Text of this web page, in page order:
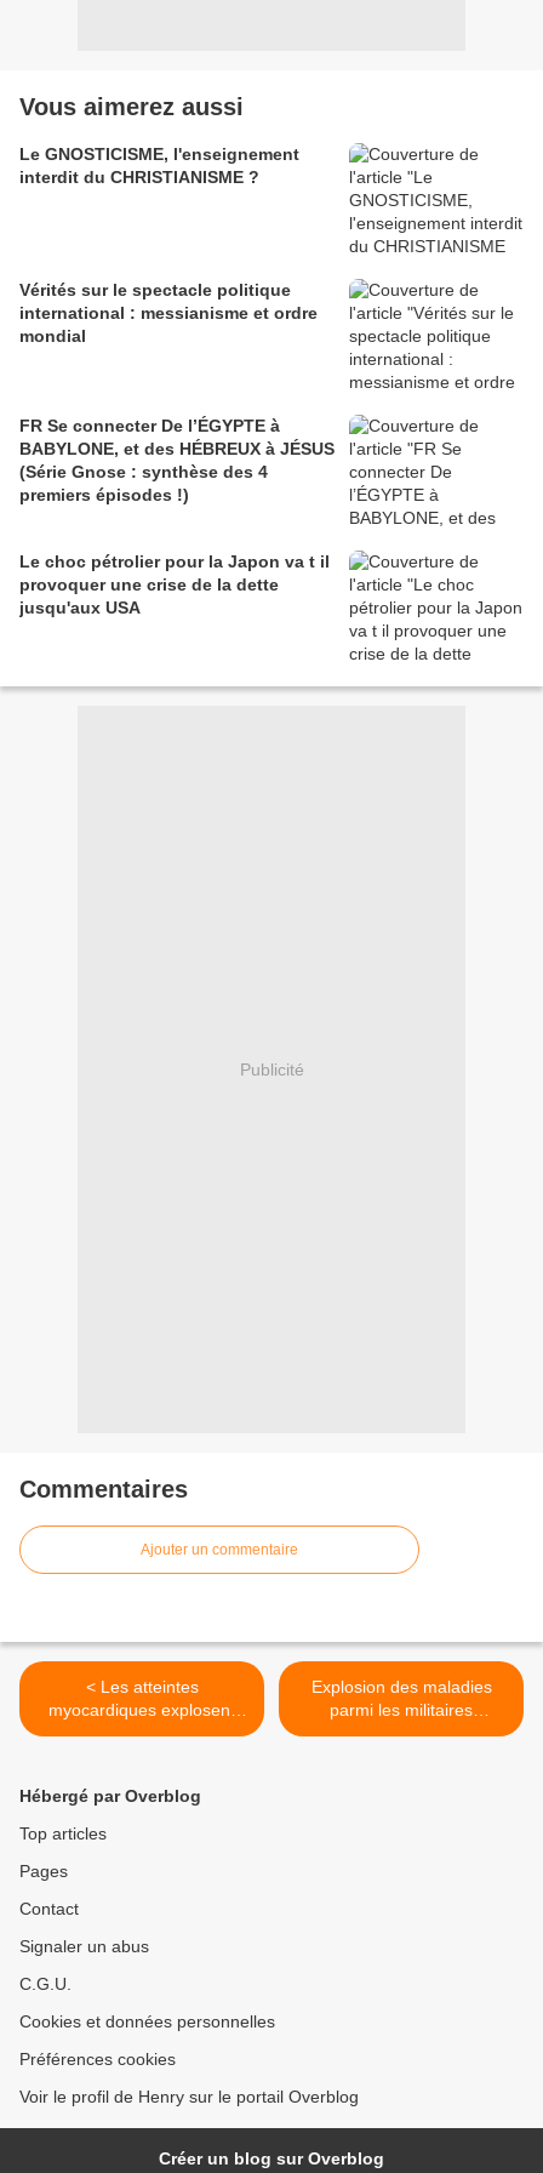
Vous aimerez aussi
Le GNOSTICISME, l'enseignement
interdit du CHRISTIANISME ?
Vérités sur le spectacle politique
international : messianisme et ordre
mondial
FR Se connecter De l’ÉGYPTE à
BABYLONE, et des HÉBREUX à JÉSUS
(Série Gnose : synthèse des 4
premiers épisodes !)
Le choc pétrolier pour la Japon va t il
provoquer une crise de la dette
jusqu'aux USA
Publicité
Commentaires
Ajouter un commentaire
< Les atteintes
myocardiques explosent
après les injections des plus
Explosion des maladies
parmi les militaires
américains depuis la
Hébergé par Overblog
Top articles
Pages
Contact
Signaler un abus
C.G.U.
Cookies et données personnelles
Préférences cookies
Voir le profil de Henry sur le portail Overblog
Créer un blog sur Overblog